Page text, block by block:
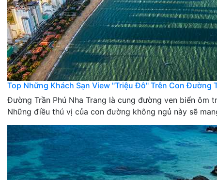
Top Những Khách Sạn View "Triệu Đô" Trên Con Đường
Đường Trần Phú Nha Trang là cung đường ven biển ôm
Những điều thú vị của con đường không ngủ này sẽ